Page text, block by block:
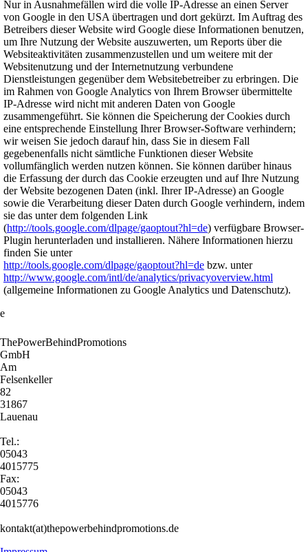
Nur in Ausnahmefällen wird die volle IP-Adresse an einen Server
von Google in den USA übertragen und dort gekürzt. Im Auftrag des
Betreibers dieser Website wird Google diese Informationen benutzen,
um Ihre Nutzung der Website auszuwerten, um Reports über die
Websiteaktivitäten zusammenzustellen und um weitere mit der
Websitenutzung und der Internetnutzung verbundene
Dienstleistungen gegenüber dem Websitebetreiber zu erbringen. Die
im Rahmen von Google Analytics von Ihrem Browser übermittelte
IP-Adresse wird nicht mit anderen Daten von Google
zusammengeführt. Sie können die Speicherung der Cookies durch
eine entsprechende Einstellung Ihrer Browser-Software verhindern;
wir weisen Sie jedoch darauf hin, dass Sie in diesem Fall
gegebenenfalls nicht sämtliche Funktionen dieser Website
vollumfänglich werden nutzen können. Sie können darüber hinaus
die Erfassung der durch das Cookie erzeugten und auf Ihre Nutzung
der Website bezogenen Daten (inkl. Ihrer IP-Adresse) an Google
sowie die Verarbeitung dieser Daten durch Google verhindern, indem
sie das unter dem folgenden Link
(http://tools.google.com/dlpage/gaoptout?hl=de) verfügbare Browser-
Plugin herunterladen und installieren. Nähere Informationen hierzu
finden Sie unter
http://tools.google.com/dlpage/gaoptout?hl=de bzw. unter
http://www.google.com/intl/de/analytics/privacyoverview.html
(allgemeine Informationen zu Google Analytics und Datenschutz).
e
ThePowerBehindPromotions
GmbH
Am
Felsenkeller
82
31867
Lauenau
Tel.:
05043
4015775
Fax:
05043
4015776
kontakt(at)thepowerbehindpromotions.de